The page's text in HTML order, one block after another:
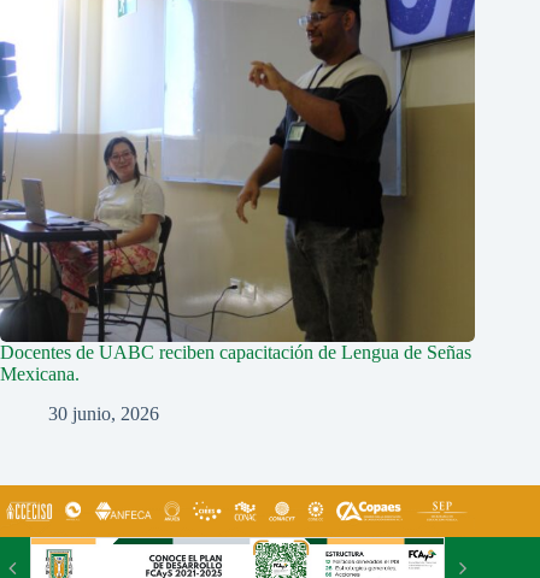
Docentes de UABC reciben capacitación de Lengua de Señas
Mexicana.
30 junio, 2026